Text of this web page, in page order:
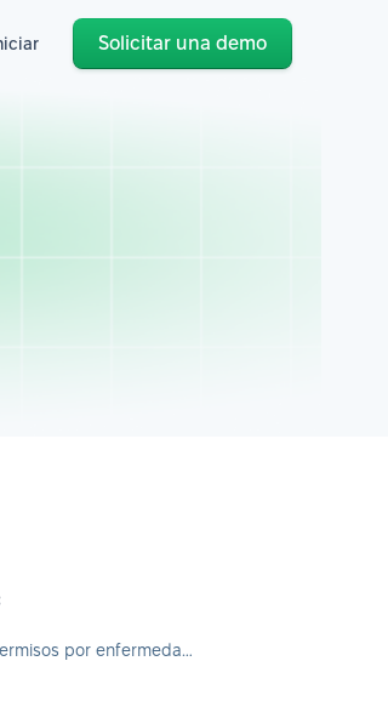
Solicitar una demo
¿Qué es el pago de permisos por enfermedad?